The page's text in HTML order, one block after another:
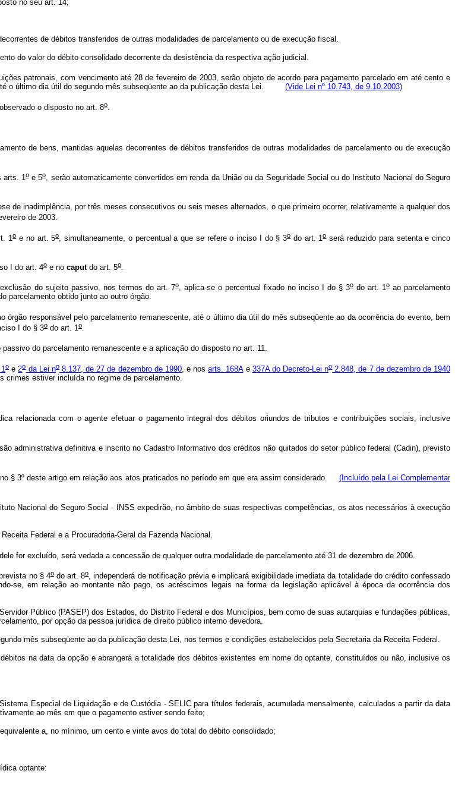
no seu art. 14;
de débitos transferidos de outras modalidades de parcelamento ou de execução fiscal.
valor do débito consolidado decorrente da desistência da respectiva ação judicial.
patronais, com vencimento até 28 de fevereiro de 2003, serão objeto de acordo para pagamento parcelado em até cento e
o último dia útil do segundo mês subseqüente ao da publicação desta Lei. (Vide Lei nº 10.743, de 9.10.2003)
observado o disposto no art. 8o
de bens, mantidas aquelas decorrentes de débitos transferidos de outras modalidades de parcelamento ou de execução
arts. 1oe 5o, serão automaticamente convertidos em renda da União ou da Seguridade Social ou do Instituto Nacional do Seguro
de inadimplência, por três meses consecutivos ou seis meses alternados, o que primeiro ocorrer, relativamente a qualquer dos
de 2003.
1oe no art. 5o, simultaneamente, o percentual a que se refere o inciso I do § 3odo art. 1oserá reduzido para setenta e cinco
I do art. 4o e no caputdo art. 5o
do sujeito passivo, nos termos do art. 7o, aplica-se o percentual fixado no inciso I do § 3odo art. 1o ao parcelamento
parcelamento obtido junto ao outro órgão.
responsável pelo parcelamento remanescente, até o último dia útil do mês subseqüente ao da ocorrência do evento, bem
I do § 3o do art. 1 o
do parcelamento remanescente e a aplicação do disposto no art. 11.
oe 2oda Lei no8.137, de 27 de dezembro de 1990, e nosarts. 168Ae 337A do Decreto-Lei no2.848, de 7 de dezembro de 1940
crimes estiver incluída no regime de parcelamento.
relacionada com o agente efetuar o pagamento integral dos débitos oriundos de tributos e contribuições sociais, inclusive
administrativa definitiva e inscrito no Cadastro Informativo dos créditos não quitados do setor público federal (Cadin), previsto
§ 3º deste artigo em relação aos atos praticados no período em que era assim considerado.
(Incluído pela Lei Complementar
Nacional do Seguro Social - INSS expedirão, no âmbito de suas respectivas competências, os atos necessários à execução
Federal e a Procuradoria-Geral da Fazenda Nacional.
dele for excluído, será vedada a concessão de qualquer outra modalidade de parcelamento até 31 de dezembro de 2006.
no § 4odo art. 8o, independerá de notificação prévia e implicará exigibilidade imediata da totalidade do crédito confessado
se, em relação ao montante não pago, os acréscimos legais na forma da legislação aplicável à época da ocorrência dos
Público (PASEP) dos Estados, do Distrito Federal e dos Municípios, bem como de suas autarquias e fundações públicas,
por opção da pessoa jurídica de direito público interno devedora.
mês subseqüente ao da publicação desta Lei, nos termos e condições estabelecidos pela Secretaria da Receita Federal.
na data da opção e abrangerá a totalidade dos débitos existentes em nome do optante, constituídos ou não, inclusive os
Especial de Liquidação e de Custódia - SELIC para títulos federais, acumulada mensalmente, calculados a partir da data
ao mês em que o pagamento estiver sendo feito;
a, no mínimo, um cento e vinte avos do total do débito consolidado;
optante: